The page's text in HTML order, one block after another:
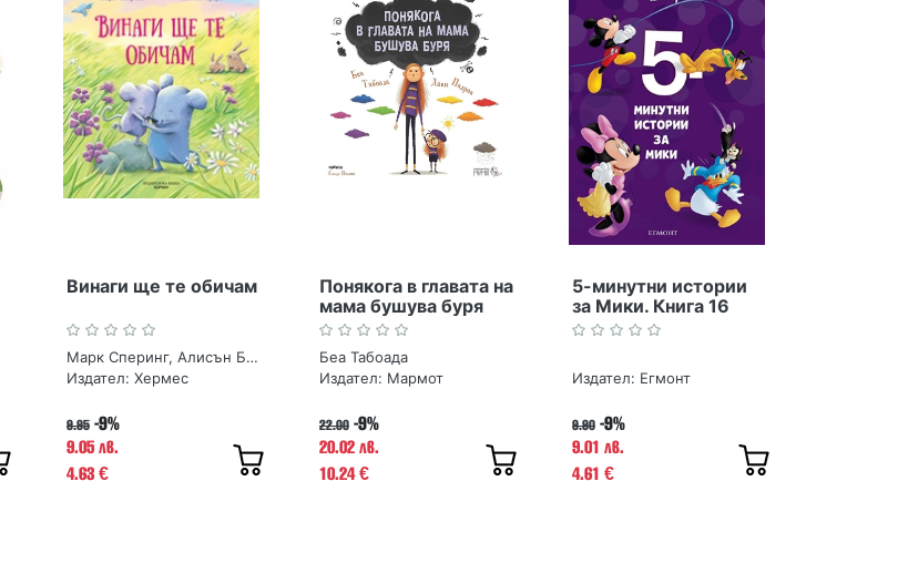
Винаги ще те обичам
Марк Сперинг, Алисън Браун
Издател: Хермес
9.95 -9%
9.05 лв.
4.63 €
Понякога в главата на
мама бушува буря
Беа Табоада
Издател: Мармот
22.00 -9%
20.02 лв.
10.24€
5-минутни истории
за Мики. Книга 16
Издател: Егмонт
9.90 -9%
9.01 лв.
4.61 €